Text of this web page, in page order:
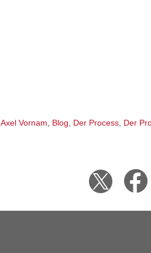
Axel Vornam Blog Der Process Der